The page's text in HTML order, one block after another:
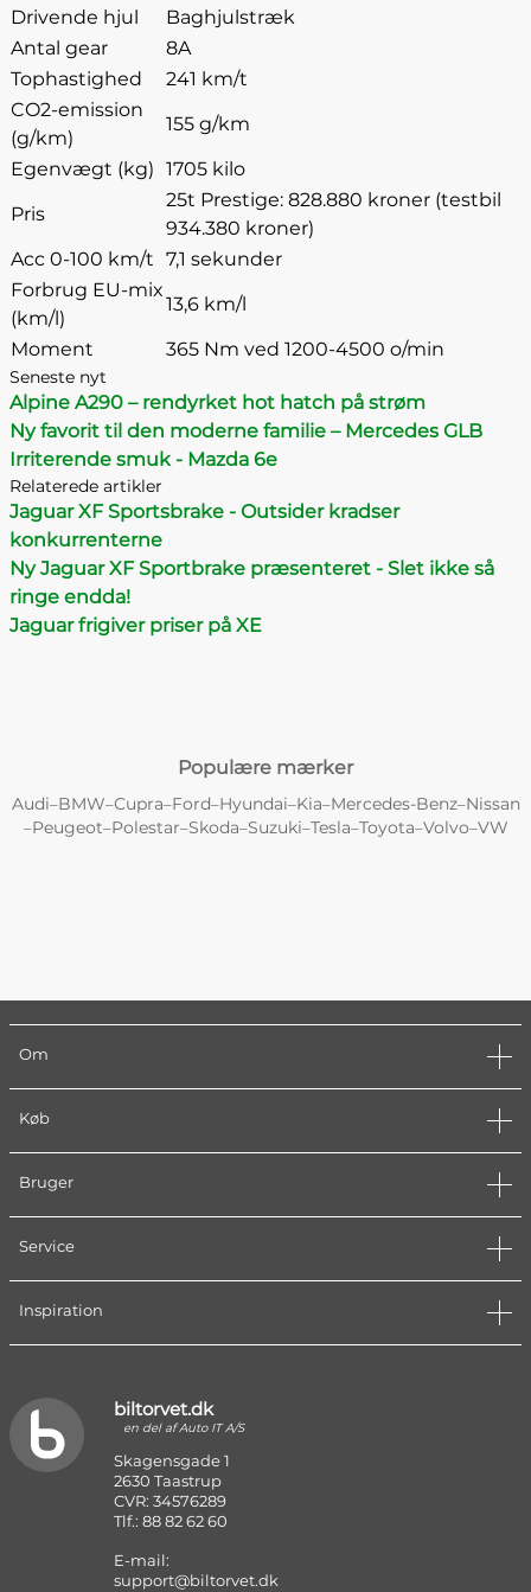
Drivende hjul
Baghjulstræk
Antal gear
8A
Tophastighed
241 km/t
CO2-emission
(g/km)
155 g/km
Egenvægt (kg) 1705 kilo
Pris
25t Prestige: 828.880 kroner (testbil
934.380 kroner)
Acc 0-100 km/t 7,1 sekunder
Forbrug EU-mix
(km/l)
13,6 km/l
Moment
365 Nm ved 1200-4500 o/min
Seneste nyt
Alpine A290 – rendyrket hot hatch på strøm
Ny favorit til den moderne familie – Mercedes GLB
Irriterende smuk - Mazda 6e
Relaterede artikler
Jaguar XF Sportsbrake - Outsider kradser
konkurrenterne
Ny Jaguar XF Sportbrake præsenteret - Slet ikke så
ringe endda!
Jaguar frigiver priser på XE
Populære mærker
Audi–BMW–Cupra–Ford–Hyundai–Kia–Mercedes-Benz–Nissan
–Peugeot–Polestar–Skoda–Suzuki–Tesla–Toyota–Volvo–VW
Om
Køb
Bruger
Service
Inspiration
biltorvet.dk
en del af Auto IT A/S
Skagensgade 1
2630 Taastrup
CVR: 34576289
Tlf.: 88 82 62 60
E-mail:
support@biltorvet.dk